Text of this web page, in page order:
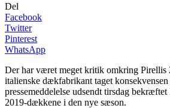
Del
Facebook
Twitter
Pinterest
WhatsApp
Der har været meget kritik omkring Pirellis
italienske dækfabrikant taget konsekvensen
pressemeddelelse udsendt tirsdag
2019-dækkene i den nye sæson.